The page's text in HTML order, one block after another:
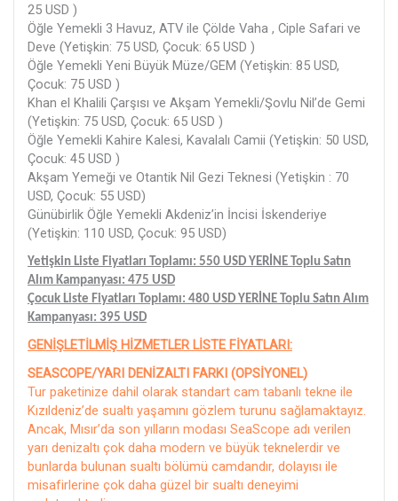
25 USD )
Öğle Yemekli 3 Havuz, ATV ile Çölde Vaha , Ciple Safari ve
Deve (Yetişkin: 75 USD, Çocuk: 65 USD )
Öğle Yemekli Yeni Büyük Müze/GEM (Yetişkin: 85 USD,
Çocuk: 75 USD )
Khan el Khalili Çarşısı ve Akşam Yemekli/Şovlu Nil’de Gemi
(Yetişkin: 75 USD, Çocuk: 65 USD )
Öğle Yemekli Kahire Kalesi, Kavalalı Camii (Yetişkin: 50 USD,
Çocuk: 45 USD )
Akşam Yemeği ve Otantik Nil Gezi Teknesi (Yetişkin : 70
USD, Çocuk: 55 USD)
Günübirlik Öğle Yemekli Akdeniz’in İncisi İskenderiye
(Yetişkin: 110 USD, Çocuk: 95 USD)
Yetişkin Liste Fiyatları Toplamı: 550 USD YERİNE Toplu Satın
Alım Kampanyası: 475 USD
Çocuk Liste Fiyatları Toplamı: 480 USD YERİNE Toplu Satın Alım
Kampanyası: 395 USD
GENİŞLETİLMİŞ HİZMETLER LİSTE FİYATLARI:
SEASCOPE/YARI DENİZALTI FARKI (OPSİYONEL)
Tur paketinize dahil olarak standart cam tabanlı tekne ile
Kızıldeniz’de sualtı yaşamını gözlem turunu sağlamaktayız.
Ancak, Mısır’da son yılların modası SeaScope adı verilen
yarı denizaltı çok daha modern ve büyük teknelerdir ve
bunlarda bulunan sualtı bölümü camdandır, dolayısı ile
misafirlerine çok daha güzel bir sualtı deneyimi